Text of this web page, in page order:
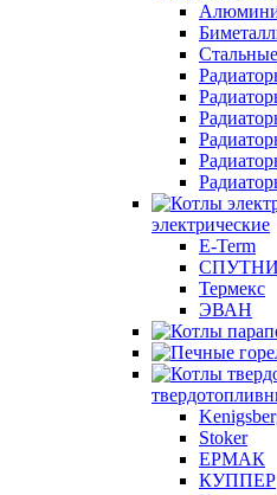
электрические
E-Term
Термекс
ЭВАН
Stoker
ЕРМАК
КУППЕР